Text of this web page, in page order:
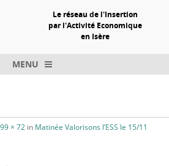
Le réseau de l'Insertion
par l'Activité Economique
en Isère
MENU
× 72 in Matinée Valorisons l’ESS le 15/11